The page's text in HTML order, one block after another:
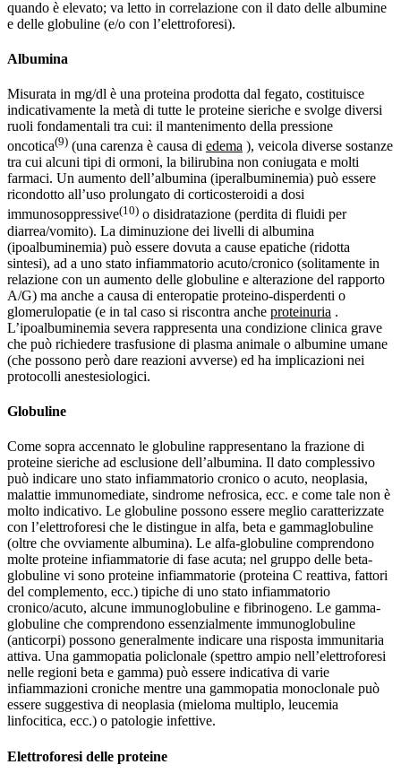
quando è elevato; va letto in correlazione con il dato delle albumine
e delle globuline (e/o con l’elettroforesi).
Albumina
Misurata in mg/dl è una proteina prodotta dal fegato, costituisce
indicativamente la metà di tutte le proteine sieriche e svolge diversi
ruoli fondamentali tra cui: il mantenimento della pressione
oncotica(9) (una carenza è causa di edema ), veicola diverse sostanze
tra cui alcuni tipi di ormoni, la bilirubina non coniugata e molti
farmaci. Un aumento dell’albumina (iperalbuminemia) può essere
ricondotto all’uso prolungato di corticosteroidi a dosi
immunosoppressive(10) o disidratazione (perdita di fluidi per
diarrea/vomito). La diminuzione dei livelli di albumina
(ipoalbuminemia) può essere dovuta a cause epatiche (ridotta
sintesi), ad a uno stato infiammatorio acuto/cronico (solitamente in
relazione con un aumento delle globuline e alterazione del rapporto
A/G) ma anche a causa di enteropatie proteino-disperdenti o
glomerulopatie (e in tal caso si riscontra anche proteinuria .
L’ipoalbuminemia severa rappresenta una condizione clinica grave
che può richiedere trasfusione di plasma animale o albumine umane
(che possono però dare reazioni avverse) ed ha implicazioni nei
protocolli anestesiologici.
Globuline
Come sopra accennato le globuline rappresentano la frazione di
proteine sieriche ad esclusione dell’albumina. Il dato complessivo
può indicare uno stato infiammatorio cronico o acuto, neoplasia,
malattie immunomediate, sindrome nefrosica, ecc. e come tale non è
molto indicativo. Le globuline possono essere meglio caratterizzate
con l’elettroforesi che le distingue in alfa, beta e gammaglobuline
(oltre che ovviamente albumina). Le alfa-globuline comprendono
molte proteine infiammatorie di fase acuta; nel gruppo delle beta-
globuline vi sono proteine infiammatorie (proteina C reattiva, fattori
del complemento, ecc.) tipiche di uno stato infiammatorio
cronico/acuto, alcune immunoglobuline e fibrinogeno. Le gamma-
globuline che comprendono essenzialmente immunoglobuline
(anticorpi) possono generalmente indicare una risposta immunitaria
attiva. Una gammopatia policlonale (spettro ampio nell’elettroforesi
nelle regioni beta e gamma) può essere indicativa di varie
infiammazioni croniche mentre una gammopatia monoclonale può
essere suggestiva di neoplasia (mieloma multiplo, leucemia
linfocitica, ecc.) o patologie infettive.
Elettroforesi delle proteine